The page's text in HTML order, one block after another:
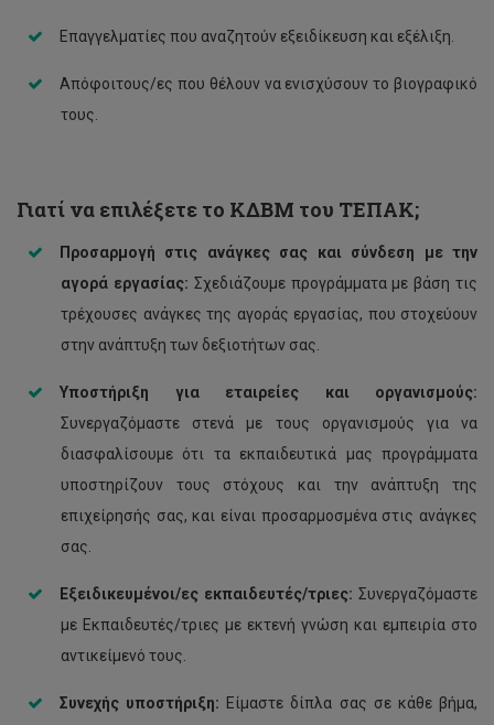
Επαγγελματίες που αναζητούν εξειδίκευση και εξέλιξη.
Απόφοιτους/ες που θέλουν να ενισχύσουν το βιογραφικό
τους.
Γιατί να επιλέξετε το ΚΔΒΜ του ΤΕΠΑΚ;
Προσαρμογή στις ανάγκες σας και σύνδεση με την
αγορά εργασίας: Σχεδιάζουμε προγράμματα με βάση τις
τρέχουσες ανάγκες της αγοράς εργασίας, που στοχεύουν
στην ανάπτυξη των δεξιοτήτων σας.
Υποστήριξη για εταιρείες και οργανισμούς:
Συνεργαζόμαστε στενά με τους οργανισμούς για να
διασφαλίσουμε ότι τα εκπαιδευτικά μας προγράμματα
υποστηρίζουν τους στόχους και την ανάπτυξη της
επιχείρησής σας, και είναι προσαρμοσμένα στις ανάγκες
σας.
Εξειδικευμένοι/ες εκπαιδευτές/τριες: Συνεργαζόμαστε
με Εκπαιδευτές/τριες με εκτενή γνώση και εμπειρία στο
αντικείμενό τους.
Συνεχής υποστήριξη: Είμαστε δίπλα σας σε κάθε βήμα,